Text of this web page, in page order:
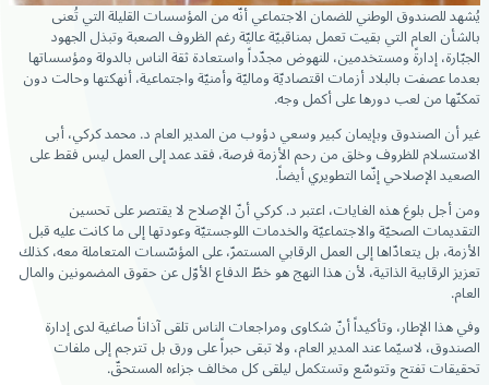
يُشهد للصندوق الوطني للضمان الاجتماعي أنّه من المؤسسات القليلة التي تُعنى
بالشأن العام التي بقيت تعملبمناقبيّة عاليّة رغم الظروف الصعبة وتبذل الجهود
الجبّارة، إدارةً ومستخدمين، للنهوض مجدّداً واستعادة ثقة الناس بالدولة ومؤسساتها
بعدما عصفت بالبلاد أزمات اقتصاديّة وماليّة وأمنيّة واجتماعية، أنهكتها وحالت دون
تمكنّها من لعب دورها على أكمل وجه.
غير أن الصندوق وبإيمان كبير وسعي دؤوب من المدير العام د. محمد كركي، أبى
الاستسلام للظروف وخلق من رحم الأزمة فرصة، فقد عمد إلى العمل ليس فقط على
الصعيد الإصلاحي إنّما التطويري أيضاً.
ومن أجل بلوغ هذه الغايات، اعتبر د. كركي أنّ الإصلاح لا يقتصر على تحسين
التقديمات الصحيّة والاجتماعيّة والخدمات اللوجستيّة وعودتها إلى ما كانت عليه قبل
الأزمة، بل يتعادّاها إلى العمل الرقابي المستمرّ، على المؤسّسات المتعاملة معه، كذلك
تعزيز الرقابية الذاتية، لأن هذا النهج هو خطّ الدفاع الأوّل عن حقوق المضمونين والمال
العام.
وفي هذا الإطار، وتأكيداً أنّ شكاوى ومراجعات الناس تلقى آذاناً صاغية لدى إدارة
الصندوق، لاسيّما عند المدير العام، ولا تبقى حبراً على ورق بل تترجم إلى ملفات
تحقيقات تفتح وتتوسّع وتستكمل ليلقى كل مخالف جزاءه المستحقّ.